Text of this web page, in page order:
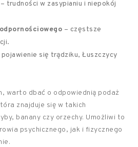
– trudności w zasypianiu i niepokój
– częstsze
pojawienie się trądziku, Łuszczycy
warto dbać o odpowiednią podaż
znajduje się w takich
banany czy orzechy. Umożliwi to
psychicznego, jak i fizycznego